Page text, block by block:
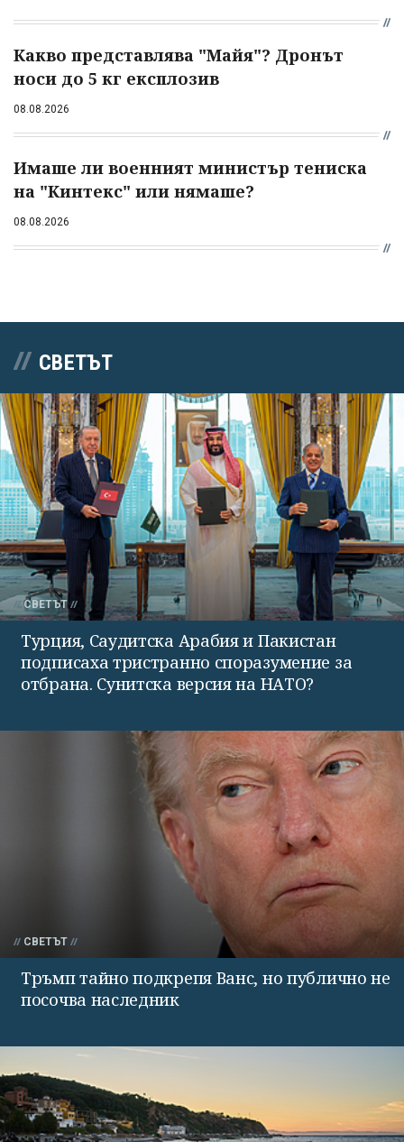
Какво представлява "Майя"? Дронът
носи до 5 кг експлозив
08.08.2026
Имаше ли военният министър тениска
на "Кинтекс" или нямаше?
08.08.2026
СВЕТЪТ
СВЕТЪТ
Турция, Саудитска Арабия и Пакистан
подписаха тристранно споразумение за
отбрана. Сунитска версия на НАТО?
СВЕТЪТ
Тръмп тайно подкрепя Ванс, но публично не
посочва наследник